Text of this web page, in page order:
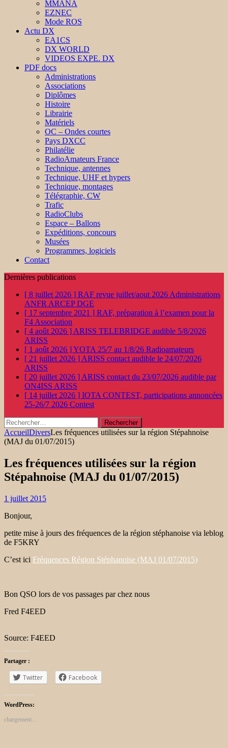
MMANA
EZNEC
Mode ROS
Actu DX
EA1CS
DX WORLD
VIDEOS EXPE. DX
PDF docs
Administrations
Associations
Diplômes
Histoire
Librairie
Matériels
OC – Ondes courtes
Pays DXCC
Philatélie
RadioAmateurs France
Technique, antennes
Technique, UHF et hypers
Technique, montages
Télégraphie, CW
Trafic
RadioClubs
Espace – Ballons
Expéditions, concours
Musées
Programmes, logiciels
Contact
Dernières publications
[ 8 juillet 2026 ] RAF revue juillet/aout 2026 Administrations
ANFR ARCEP DGE
[ 17 septembre 2021 ] RAF, préparation à l’examen pour la
F4 Association
[ 4 août 2026 ] ARISS TELEBRIDGE audible 5/8/2026
ARISS
[ 1 août 2026 ]YOTA 25/7 au 1/8/26 Radioamateurs
[ 21 juillet 2026 ] ARISS contact audible le 24/07/2026
ARISS
[ 20 juillet 2026 ] ARISS contact du 23/07/2026 audible par
ON4ISS ARISS
[ 14 juillet 2026 ] IOTA CONTEST, participations annoncées
25-26/7 2026 Contest
Rechercher :
AccueilDiversLes fréquences utilisées sur la région Stépahnoise
(MAJ du 01/07/2015)
Les fréquences utilisées sur la région
Stépahnoise (MAJ du 01/07/2015)
1 juillet 2015
Bonjour,
petite mise à jours des fréquences de la région stéphanoise via leblog
de F5KRY
C’est ici Fréquences Région Stéphanoise (MAJ 01/07/2015)
Bon QSO lors de vos passages par chez nous
Fred F4EED
Source: F4EED
Partager :
Twitter Facebook
WordPress:
chargement…